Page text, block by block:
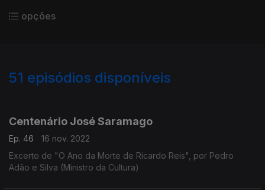
opções
51 episódios disponíveis
Centenário José Saramago
Ep. 46
16 nov. 2022
Excerto de "O Ano da Morte de Ricardo Reis", por Pedro
Adão e Silva (Ministro da Cultura)